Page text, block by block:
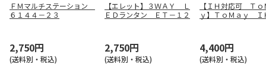
ＦＭマルチステーション
６１４４－２３
2,750円
(送料別・税込)
【エレット】３ＷＡＹ Ｌ
ＥＤランタン ＥＴ－１２
2,750円
(送料別・税込)
【ＩＨ対応可 Ｔｏ
ｙ】ＴｏＭａｙ Ｉ
4,400円
(送料別・税込)